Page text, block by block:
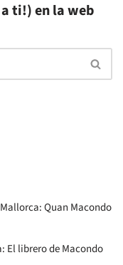
ti!) en la web
Quan Macondo
El librero de Macondo